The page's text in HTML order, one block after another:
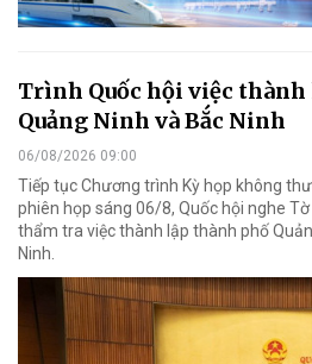
Trình Quốc hội việc
Quảng Ninh và Bắc Ninh
06/08/2026 09:00
Tiếp tục Chương trình Kỳ họp không
phiên họp sáng 06/8, Quốc hội nghe
thẩm tra việc thành lập thành phố
Ninh.